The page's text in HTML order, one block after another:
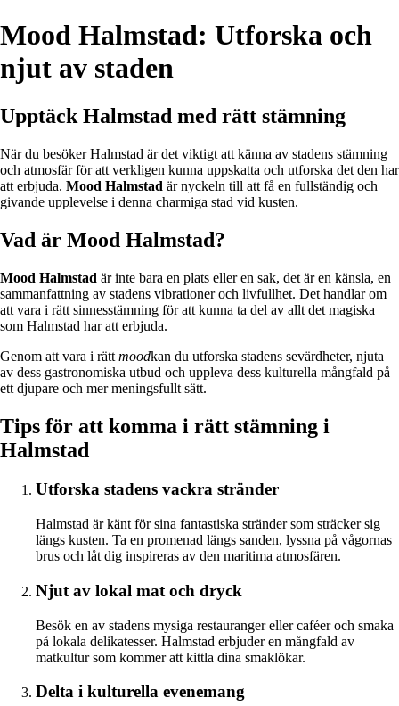
Mood Halmstad: Utforska och
njut av staden
Upptäck Halmstad med rätt stämning
När du besöker Halmstad är det viktigt att känna av stadens stämning
och atmosfär för att verkligen kunna uppskatta och utforska det den har
att erbjuda. Mood Halmstad är nyckeln till att få en fullständig och
givande upplevelse i denna charmiga stad vid kusten.
Vad är Mood Halmstad?
Mood Halmstad är inte bara en plats eller en sak, det är en känsla, en
sammanfattning av stadens vibrationer och livfullhet. Det handlar om
att vara i rätt sinnesstämning för att kunna ta del av allt det magiska
som Halmstad har att erbjuda.
Genom att vara i rätt moodkan du utforska stadens sevärdheter, njuta
av dess gastronomiska utbud och uppleva dess kulturella mångfald på
ett djupare och mer meningsfullt sätt.
Tips för att komma i rätt stämning i
Halmstad
Utforska stadens vackra stränder
Halmstad är känt för sina fantastiska stränder som sträcker sig
längs kusten. Ta en promenad längs sanden, lyssna på vågornas
brus och låt dig inspireras av den maritima atmosfären.
Njut av lokal mat och dryck
Besök en av stadens mysiga restauranger eller caféer och smaka
på lokala delikatesser. Halmstad erbjuder en mångfald av
matkultur som kommer att kittla dina smaklökar.
Delta i kulturella evenemang